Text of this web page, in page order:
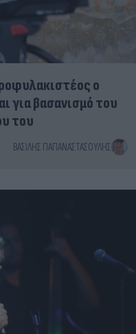
ο
για βασανισμό του
του
ΒΑΣΊΛΗΣ ΠΑΠΑΝΑΣΤΑΣΟΎΛΗΣ